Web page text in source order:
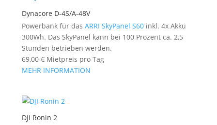
Dynacore D-4S/A-48V
Powerbank für das ARRI SkyPanel S60inkl. 4x Akku
300Wh. Das SkyPanel kann bei 100 Prozent ca. 2,5
Stunden betrieben werden.
69,00 €Mietpreis pro Tag
MEHR INFORMATION
DJI Ronin 2